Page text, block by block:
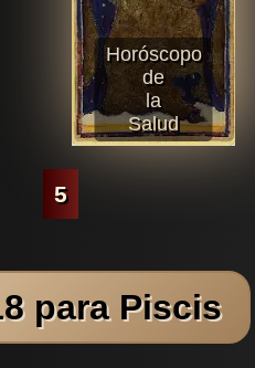
Horóscopo
de
la
Salud
5
para Piscis